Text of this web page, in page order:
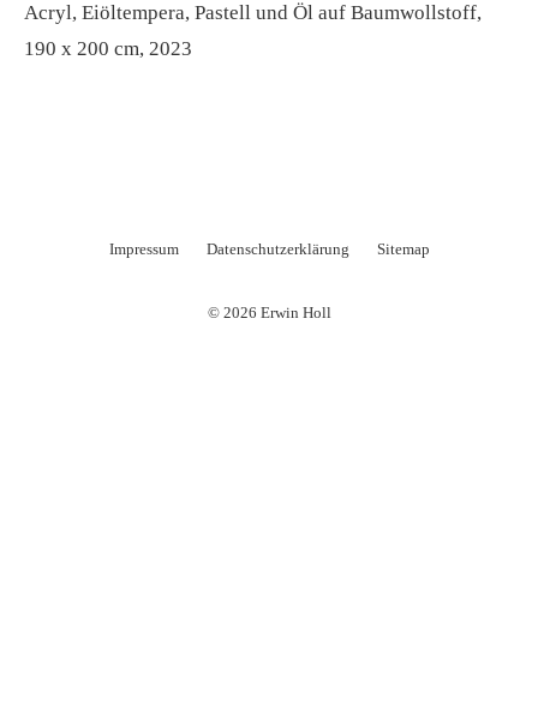
Acryl, Eiöltempera, Pastell und Öl auf Baumwollstoff,
190 x 200 cm, 2023
Impressum Datenschutzerklärung Sitemap
© 2026 Erwin Holl